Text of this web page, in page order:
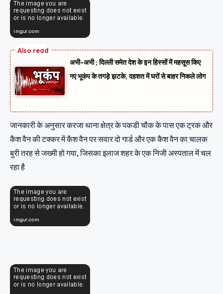
अभी-अभी ; दिल्ली समेत देश के इन हिस्सों में महसूस किए
गए भूकंप के तगड़े झटके, दहशत में घरों से बाहर निकले लोग
जानकारी के अनुसार करजा थाना क्षेत्र के पकडी चौक के पास एक ट्रक और
कैश वैन की टक्कर में कैश वैन पर सवार दो गार्ड और एक कैश वैन का चालक
बुरी तरह से जख्मी हो गया, जिसका इलाज शहर के एक निजी अस्पताल में चल
रहा है